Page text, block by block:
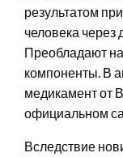
результатом
человека через
Преобладают
компоненты. В
медикамент от
официальном
Вследствие